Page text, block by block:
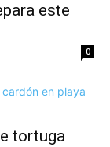
este
0
tortuga